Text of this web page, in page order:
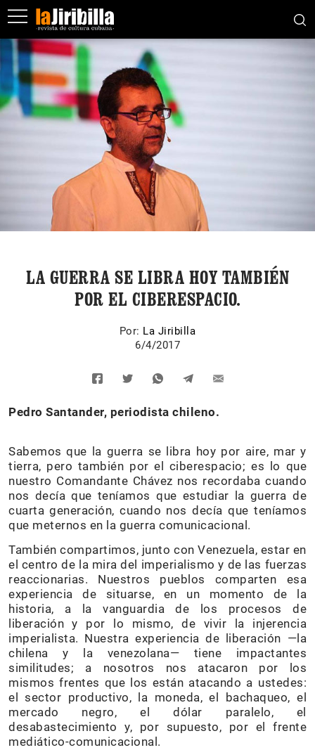
LA GUERRA SE LIBRA HOY TAMBIÉN
POR EL CIBERESPACIO.
Por: La Jiribilla
6/4/2017
Pedro Santander, periodista chileno.
Sabemos que la guerra se libra hoy por aire, mar y
tierra, pero también por el ciberespacio; es lo que
nuestro Comandante Chávez nos recordaba cuando
nos decía que teníamos que estudiar la guerra de
cuarta generación, cuando nos decía que teníamos
que meternos en la guerra comunicacional.
También compartimos, junto con Venezuela, estar en
el centro de la mira del imperialismo y de las fuerzas
reaccionarias. Nuestros pueblos comparten esa
experiencia de situarse, en un momento de la
historia, a la vanguardia de los procesos de
liberación y por lo mismo, de vivir la injerencia
imperialista. Nuestra experiencia de liberación —la
chilena y la venezolana— tiene impactantes
similitudes; a nosotros nos atacaron por los
mismos frentes que los están atacando a ustedes:
el sector productivo, la moneda, el bachaqueo, el
mercado negro, el dólar paralelo, el
desabastecimiento y, por supuesto, por el frente
mediático-comunicacional.